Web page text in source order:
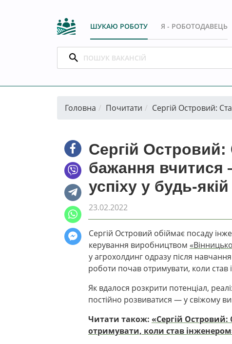
ШУКАЮ РОБОТУ Я - РОБОТОДАВЕЦЬ
Головна Почитати Сергій Островий:
Сергій Островий:
бажання вчитися
успіху у будь-
23.02.2022
Сергій Островий обіймає посаду
керування виробництвом
у агрохолдинг одразу після
роботи почав отримувати, коли став
Як вдалося розкрити потенціал,
постійно розвиватися — у свіжому
Читати також: «Сергій
отримувати, коли став